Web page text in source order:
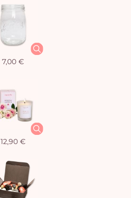
7,00 €
12,90 €